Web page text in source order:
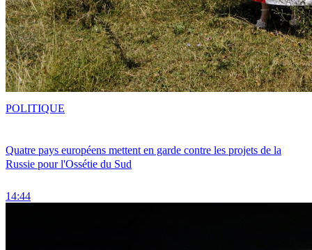
Quatre pays européens mettent en garde contre les projets de la
Russie pour l'Ossétie du Sud
14:44
POLITIQUE